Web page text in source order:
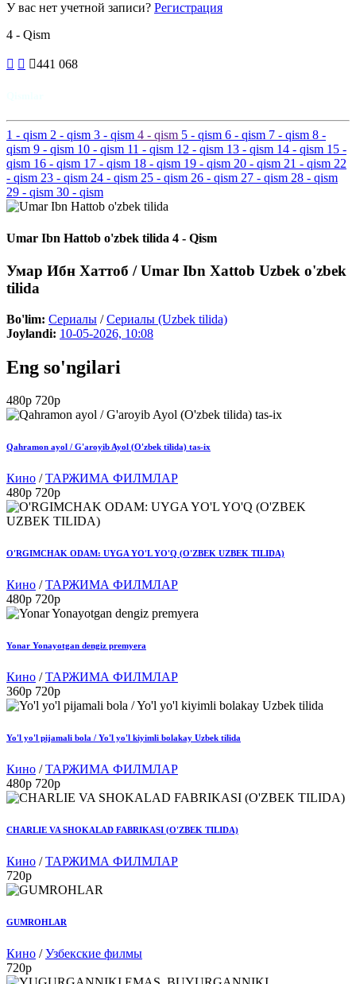
У вас нет учетной записи? Регистрация
4 - Qism
441 068
1 - qism 2 - qism 3 - qism 4 - qism 5 - qism 6 - qism 7 - qism 8 -
qism 9 - qism 10 - qism 11 - qism 12 - qism 13 - qism 14 - qism 15 -
qism 16 - qism 17 - qism 18 - qism 19 - qism 20 - qism 21 - qism 22
- qism 23 - qism 24 - qism 25 - qism 26 - qism 27 - qism 28 - qism
29 - qism 30 - qism
Umar Ibn Hattob o'zbek tilida 4 - Qism
Умар Ибн Хаттоб / Umar Ibn Xattob Uzbek o'zbek
tilida
Bo'lim: Сериалы /Сериалы (Uzbek tilida)
Joylandi: 10-05-2026, 10:08
Eng so'ngilari
480p 720p
Qahramon ayol / G'aroyib Ayol (O'zbek tilida) tas-ix
Кино /ТАРЖИМА ФИЛМЛАР
480p 720p
O'RGIMCHAK ODAM: UYGA YO'L YO'Q (O'ZBEK UZBEK TILIDA)
Кино /ТАРЖИМА ФИЛМЛАР
480p 720p
Yonar Yonayotgan dengiz premyera
Кино /ТАРЖИМА ФИЛМЛАР
360p 720p
Yo'l yo'l pijamali bola / Yo'l yo'l kiyimli bolakay Uzbek tilida
Кино /ТАРЖИМА ФИЛМЛАР
480p 720p
CHARLIE VA SHOKALAD FABRIKASI (O'ZBEK TILIDA)
Кино /ТАРЖИМА ФИЛМЛАР
720p
GUMROHLAR
Кино /Узбекские филмы
720p